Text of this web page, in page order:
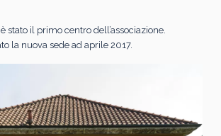
stato il primo centro dell’associazione.
la nuova sede ad aprile 2017.